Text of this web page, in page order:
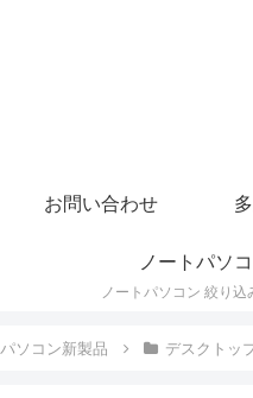
お問い合わせ
ノートパソ
パソコン新製品 デスクトッ